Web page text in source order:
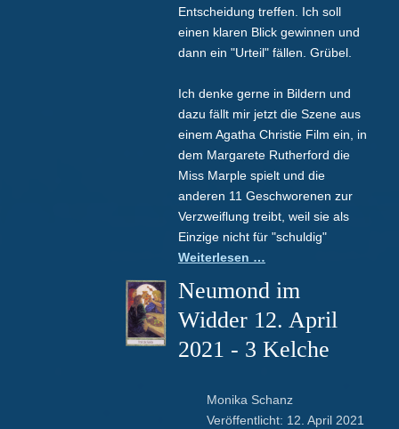
Entscheidung treffen. Ich soll
einen klaren Blick gewinnen und
dann ein "Urteil" fällen. Grübel.
Ich denke gerne in Bildern und
dazu fällt mir jetzt die Szene aus
einem Agatha Christie Film ein, in
dem Margarete Rutherford die
Miss Marple spielt und die
anderen 11 Geschworenen zur
Verzweiflung treibt, weil sie als
Einzige nicht für "schuldig"
Weiterlesen …
Neumond im
Widder 12. April
2021 - 3 Kelche
Monika Schanz
Veröffentlicht: 12. April 2021